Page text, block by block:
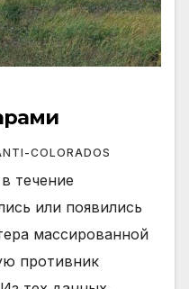
COLORADOS
течение
или появились
массированной
противник